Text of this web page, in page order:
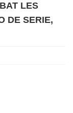
LES
DE SERIE,